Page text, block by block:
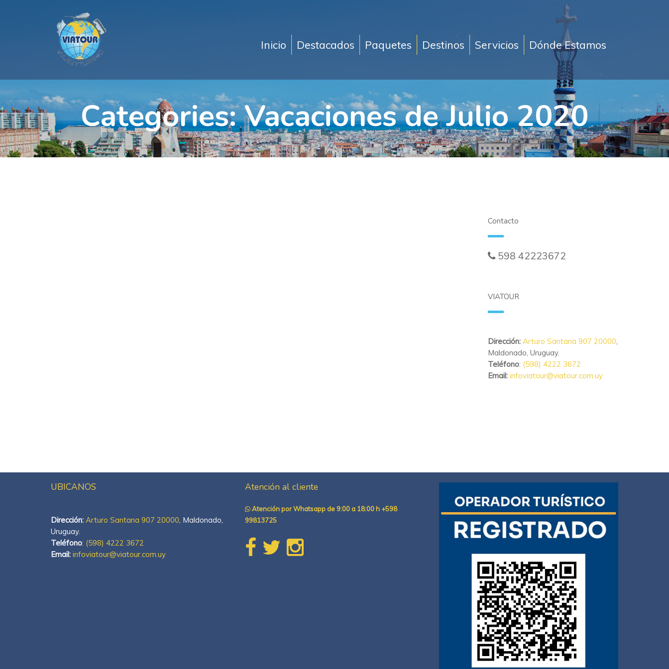
Inicio Destacados Paquetes Destinos Servicios Dónde Estamos
Categories:Vacaciones de Julio 2020
Contacto
598 42223672
VIATOUR
Dirección: Arturo Santana 907 20000,
Maldonado, Uruguay.
Teléfono: (598) 4222 3672
Email: infoviatour@viatour.com.uy
UBICANOS
Dirección: Arturo Santana 907 20000, Maldonado,
Uruguay.
Teléfono: (598) 4222 3672
Email: infoviatour@viatour.com.uy
Atención al cliente
Atención por Whatsapp de 9:00 a 18:00 h +598
99813725